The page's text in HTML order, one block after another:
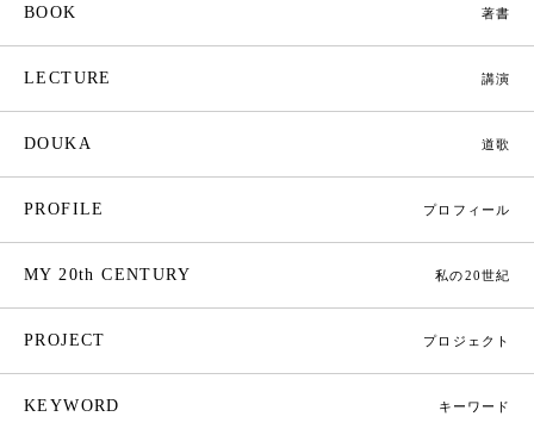
BOOK 著書
LECTURE 講演
DOUKA 道歌
PROFILE プロフィール
MY 20th CENTURY 私の20世紀
PROJECT プロジェクト
KEYWORD キーワード